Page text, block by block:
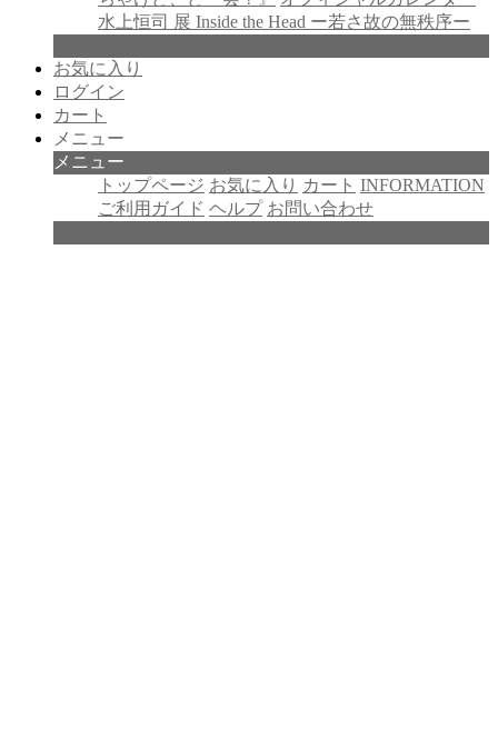
水上恒司 展 Inside the Head ー若さ故の無秩序ー
お気に入り
ログイン
カート
メニュー
メニュー
トップページ お気に入り カート INFORMATION
ご利用ガイド ヘルプ お問い合わせ